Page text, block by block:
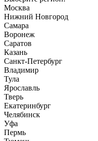
Москва
Нижний Новгород
Самара
Воронеж
Саратов
Казань
Санкт-Петербург
Владимир
Тула
Ярославль
Тверь
Екатеринбург
Челябинск
Уфа
Пермь